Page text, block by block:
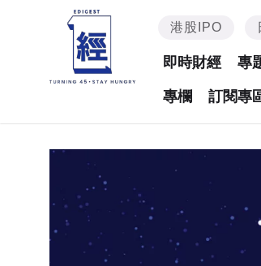
港股IPO
即時財經 專
專欄 訂閱專